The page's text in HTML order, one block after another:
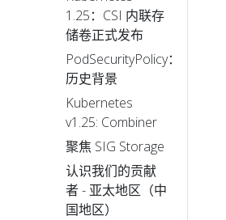
1.25：CSI 内联存
储卷正式发布
PodSecurityPolicy：
历史背景
Kubernetes
v1.25: Combiner
聚焦 SIG Storage
认识我们的贡献
者 - 亚太地区（中
国地区）